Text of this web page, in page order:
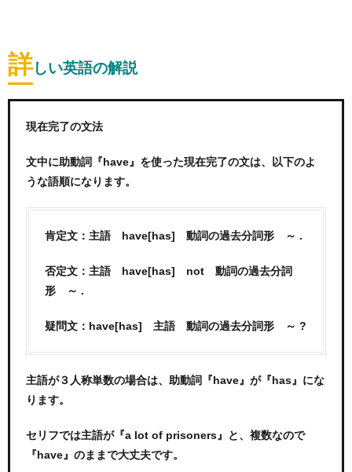
詳しい英語の解説
現在完了の文法
文中に助動詞『have』を使った現在完了の文は、以下のよ
うな語順になります。
肯定文：主語 have[has] 動詞の過去分詞形 ～ .
否定文：主語 have[has] not 動詞の過去分詞
形 ～ .
疑問文：have[has] 主語 動詞の過去分詞形 ～ ?
主語が３人称単数の場合は、助動詞『have』が『has』にな
ります。
セリフでは主語が『a lot of prisoners』と、複数なので
『have』のままで大丈夫です。